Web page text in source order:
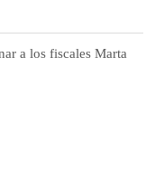
a los fiscales Marta